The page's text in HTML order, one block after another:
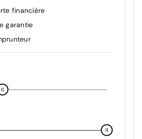
financière
garantie